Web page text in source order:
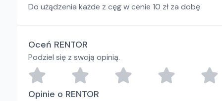
Do użądzenia każde z cęg w cenie 10 zł za dobę
Oceń RENTOR
Podziel się z swoją opinią.
Opinie o RENTOR